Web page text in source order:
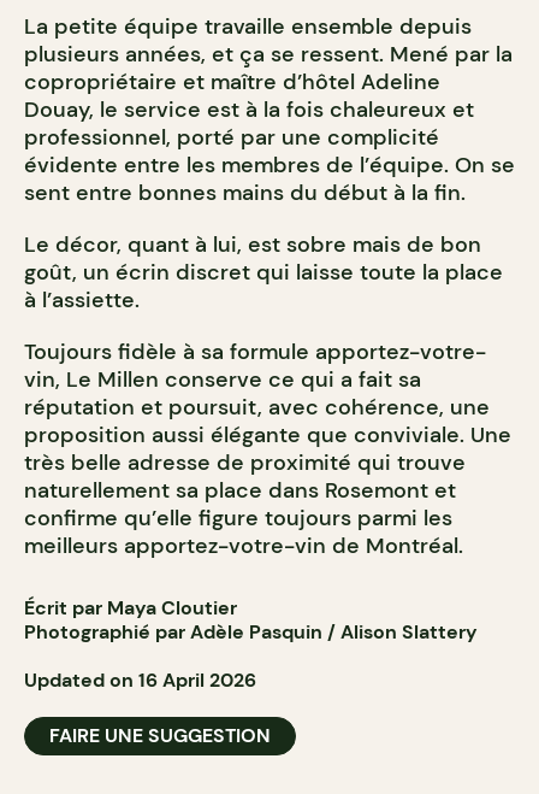
La petite équipe travaille ensemble depuis
plusieurs années, et ça se ressent. Mené par la
copropriétaire et maître d’hôtel Adeline
Douay, le service est à la fois chaleureux et
professionnel, porté par une complicité
évidente entre les membres de l’équipe. On se
sent entre bonnes mains du début à la fin.
Le décor, quant à lui, est sobre mais de bon
goût, un écrin discret qui laisse toute la place
à l’assiette.
Toujours fidèle à sa formule apportez-votre-
vin, Le Millen conserve ce qui a fait sa
réputation et poursuit, avec cohérence, une
proposition aussi élégante que conviviale. Une
très belle adresse de proximité qui trouve
naturellement sa place dans Rosemont et
confirme qu’elle figure toujours parmi les
meilleurs apportez-votre-vin de Montréal.
Écrit par Maya Cloutier
Photographié par Adèle Pasquin / Alison Slattery
Updated on 16 April 2026
FAIRE UNE SUGGESTION